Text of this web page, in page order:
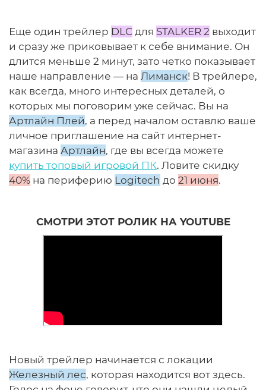
Еще один трейлер DLC для STALKER 2 выходит
и сразу же приковывает к себе внимание. Он
длится меньше 2 минут, зато четко показывает
наше направление — на Лиманск! В трейлере,
как всегда, много интересных деталей, о
которых мы поговорим уже сейчас. Вы на
Артлайн Плей, а перед началом оставлю ваше
личное приглашение на сайт интернет-
магазина Артлайн, где вы всегда можете
купить топовый игровой ПК. Ловите скидку
40% на периферию Logitech до 21 июня.
СМОТРИ ЭТОТ РОЛИК НА YOUTUBE
Новый трейлер начинается с локации
Железный лес, которая находится вот здесь.